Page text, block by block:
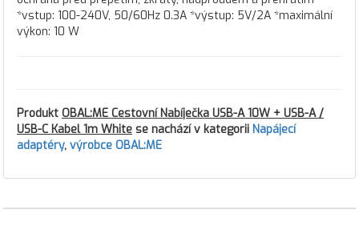
*vstup: 100-240V, 50/60Hz 0.3A *výstup: 5V/2A *maximální
výkon: 10 W
Produkt OBAL:ME Cestovní Nabíječka USB-A 10W + USB-A /
USB-C Kabel 1m White se nachází v kategorii Napájecí
adaptéry, výrobce OBAL:ME